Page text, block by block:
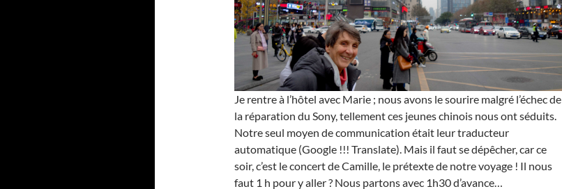
Je rentre à l’hôtel avec Marie ; nous avons le sourire malgré l’échec de
la réparation du Sony, tellement ces jeunes chinois nous ont séduits.
Notre seul moyen de communication était leur traducteur
automatique (Google !!! Translate). Mais il faut se dépêcher, car ce
soir, c’est le concert de Camille, le prétexte de notre voyage ! Il nous
faut 1 h pour y aller ? Nous partons avec 1h30 d’avance…